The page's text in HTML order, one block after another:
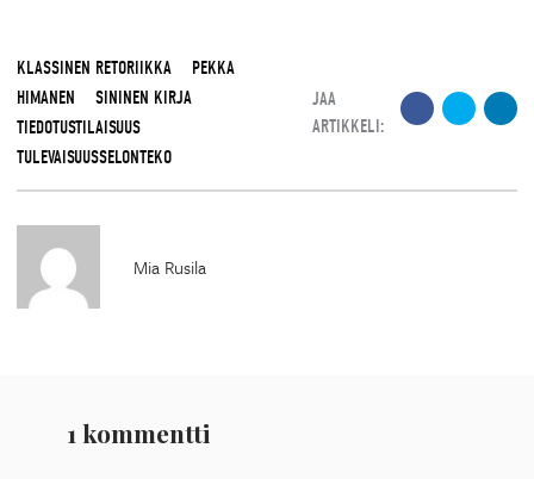
KLASSINEN RETORIIKKA
PEKKA
HIMANEN
SININEN KIRJA
TIEDOTUSTILAISUUS
TULEVAISUUSSELONTEKO
JAA
ARTIKKELI:
Mia Rusila
1 kommentti